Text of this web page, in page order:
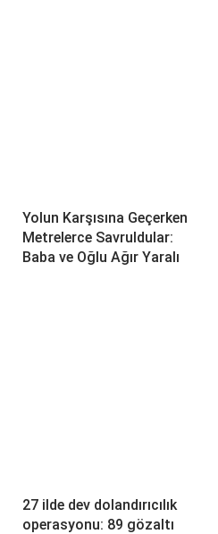
Yolun Karşısına Geçerken
Metrelerce Savruldular:
Baba ve Oğlu Ağır Yaralı
27 ilde dev dolandırıcılık
operasyonu: 89 gözaltı